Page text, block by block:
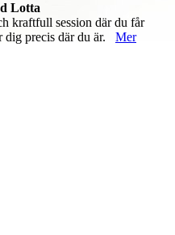
Lotta
kraftfull session där du får
dig precis där du är. Mer